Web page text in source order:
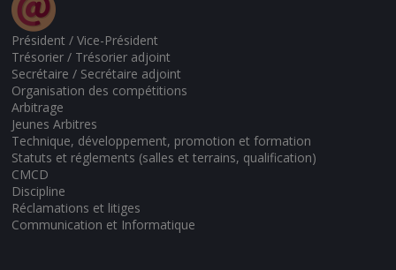
Président / Vice-Président
Trésorier / Trésorier adjoint
Secrétaire / Secrétaire adjoint
Organisation des compétitions
Arbitrage
Jeunes Arbitres
Technique, développement, promotion et formation
Statuts et réglements (salles et terrains, qualification)
CMCD
Discipline
Réclamations et litiges
Communication et Informatique